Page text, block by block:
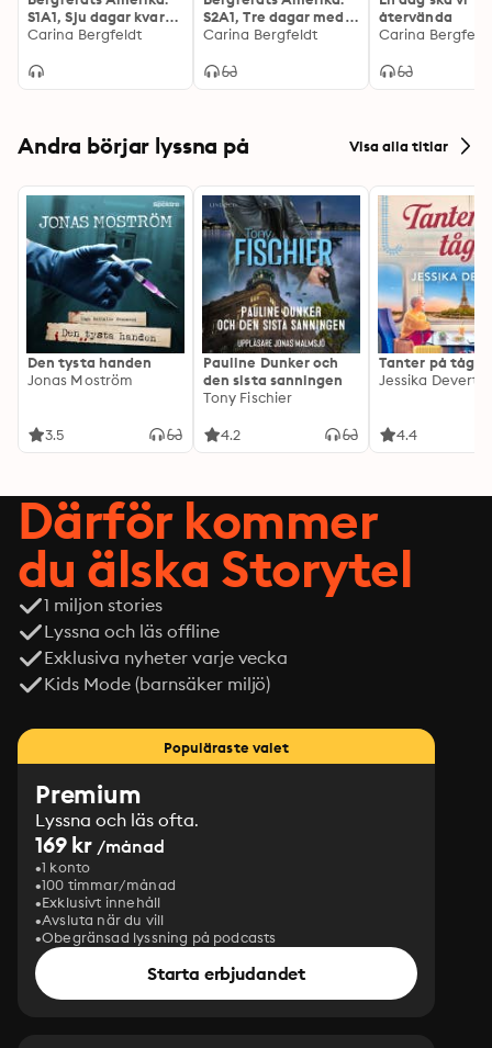
S1A1, Sju dagar kvar
att leva
Carina Bergfeldt
S2A1, Tre dagar med
Ku Klux Klan
Carina Bergfeldt
återvända
Carina
Andra börjar lyssna på Visa alla titlar
Den tysta handen
Jonas Moström
3.5
Pauline Dunker och
den sista sanningen
Tony Fischier
4.2
Tanter på tåg
Jessika Devert
4.4
Därför kommer
du älska Storytel
1 miljon stories
Lyssna och läs offline
Exklusiva nyheter varje vecka
Kids Mode (barnsäker miljö)
Populäraste valet
Premium
Lyssna och läs ofta.
169 kr /månad
1 konto
100 timmar/månad
Exklusivt innehåll
Avsluta när du vill
Obegränsad lyssning på podcasts
Starta erbjudandet